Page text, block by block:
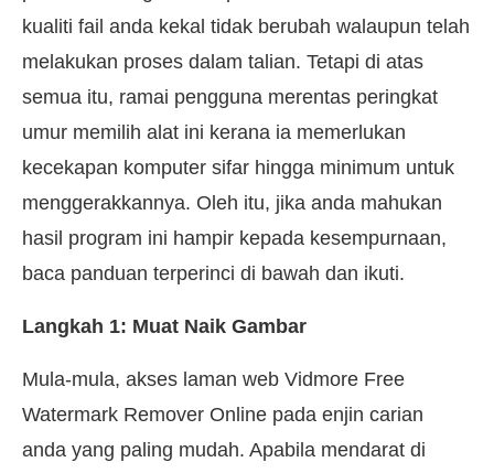
kualiti fail anda kekal tidak berubah walaupun telah
melakukan proses dalam talian. Tetapi di atas
semua itu, ramai pengguna merentas peringkat
umur memilih alat ini kerana ia memerlukan
kecekapan komputer sifar hingga minimum untuk
menggerakkannya. Oleh itu, jika anda mahukan
hasil program ini hampir kepada kesempurnaan,
baca panduan terperinci di bawah dan ikuti.
Langkah 1: Muat Naik Gambar
Mula-mula, akses laman web Vidmore Free
Watermark Remover Online pada enjin carian
anda yang paling mudah. Apabila mendarat di